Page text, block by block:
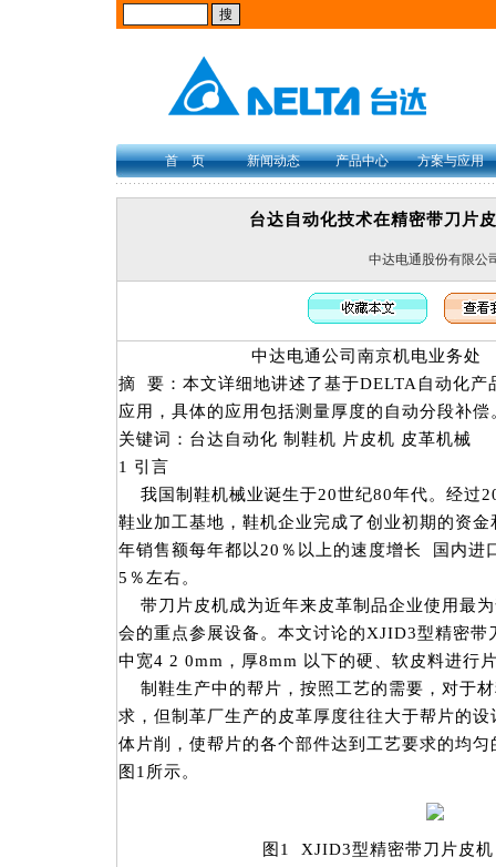
首 页 新闻动态 产品中心 方案与应用
台达自动化技术在精密带刀片
中达电通股份有限公
中达电通公司南京机电业务
摘 要：本文详细地讲述了基于DELTA自动化
应用，具体的应用包括测量厚度的自动分段补
关键词：台达自动化 制鞋机 片皮机 皮革机械
1 引言
我国制鞋机械业诞生于20世纪80年代。经过
鞋业加工基地，鞋机企业完成了创业初期的资
年销售额每年都以20％以上的速度增长 国内进
5％左右。
带刀片皮机成为近年来皮革制品企业使用最
会的重点参展设备。本文讨论的XJID3型精密带
中宽4 2 0mm，厚8mm 以下的硬、软皮料进行
制鞋生产中的帮片，按照工艺的需要，对于
求，但制革厂生产的皮革厚度往往大于帮片的
体片削，使帮片的各个部件达到工艺要求的均
图1所示。
图1 XJID3型精密带刀片皮